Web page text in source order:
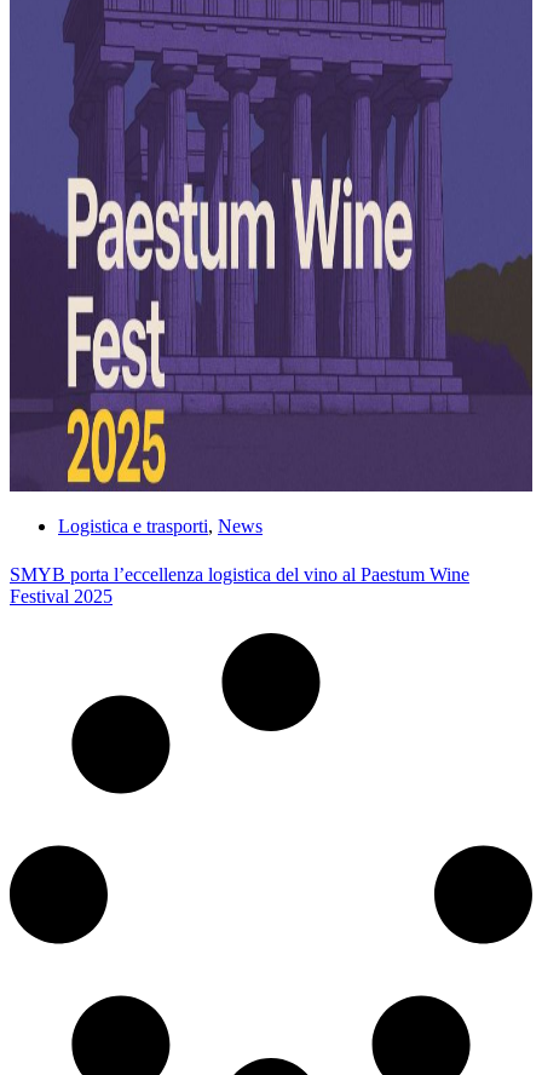
Logistica e trasporti, News
SMYB porta l’eccellenza logistica del vino al Paestum Wine
Festival 2025